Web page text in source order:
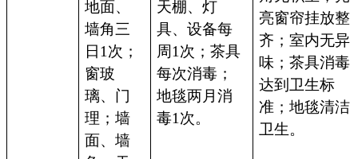
地面、
墙角三
日1次；
窗玻
璃、门
理；墙
面、墙
天棚、灯
具、设备每
周1次；茶具
每次消毒；
地毯两月消
毒1次。
亮窗帘挂放整
齐；室内无异
味；茶具消毒
达到卫生标
准；地毯清洁
卫生。